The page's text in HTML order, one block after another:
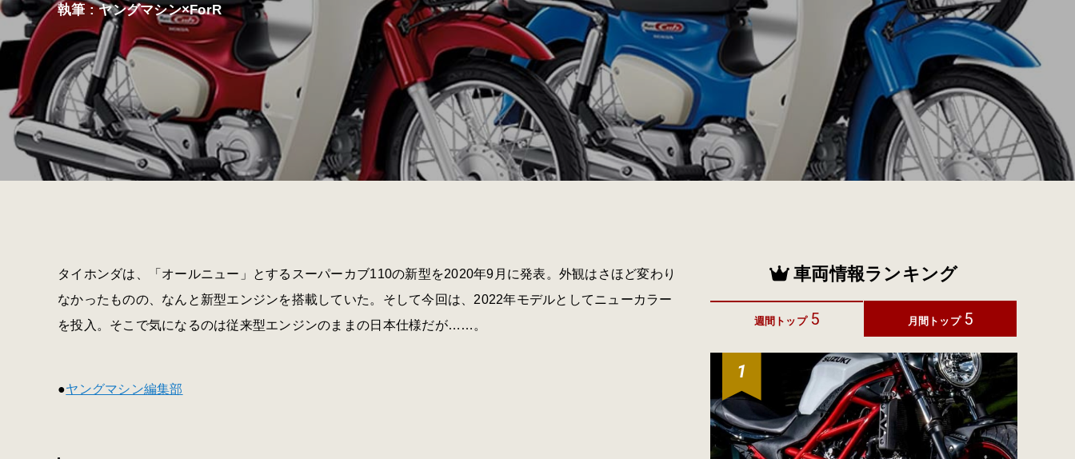
執筆 : ヤングマシン×ForR
タイホンダは、「オールニュー」とするスーパーカブ110の新型を2020年9月に発表。外観はさほど変わり
なかったものの、なんと新型エンジンを搭載していた。そして今回は、2022年モデルとしてニューカラー
を投入。そこで気になるのは従来型エンジンのままの日本仕様だが……。
●ヤングマシン編集部
車両情報ランキング
週間トップ 5 月間トップ 5